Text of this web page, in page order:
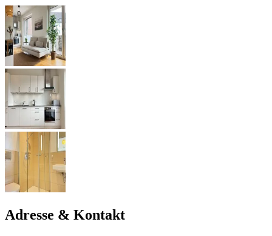
Adresse & Kontakt